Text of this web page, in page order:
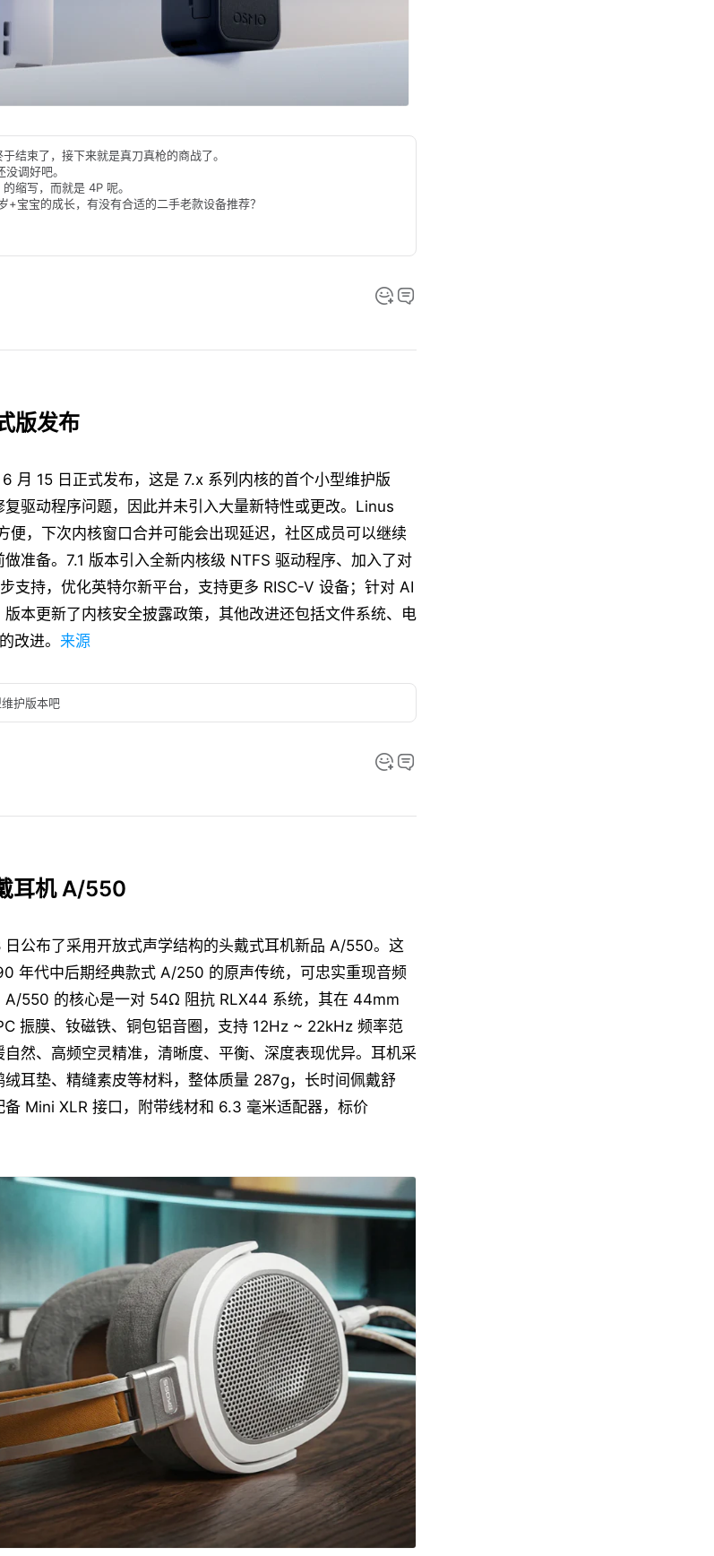
结束了，接下来就是真刀真枪的商战了。
调好吧。
缩写，而就是 4P 呢。
+宝宝的成长，有没有合适的二手老款设备推荐？
版发布
月 15 日正式发布，这是 7.x 系列内核的首个小型维护版
驱动程序问题，因此并未引入大量新特性或更改。Linus
便，下次内核窗口合并可能会出现延迟，社区成员可以继续
准备。7.1 版本引入全新内核级 NTFS 驱动程序、加入了对
支持，优化英特尔新平台，支持更多 RISC-V 设备；针对 AI
本更新了内核安全披露政策，其他改进还包括文件系统、电
改进。 来源
护版本吧
耳机 A/550
公布了采用开放式声学结构的头戴式耳机新品 A/550。这
年代中后期经典款式 A/250 的原声传统，可忠实重现音频
A/550 的核心是一对 54Ω 阻抗 RLX44 系统，其在 44mm
振膜、钕磁铁、铜包铝音圈，支持 12Hz ~ 22kHz 频率范
然、高频空灵精准，清晰度、平衡、深度表现优异。耳机采
耳垫、精缝素皮等材料，整体质量 287g，长时间佩戴舒
Mini XLR 接口，附带线材和 6.3 毫米适配器，标价